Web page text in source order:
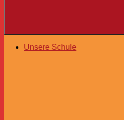
Unsere Schule